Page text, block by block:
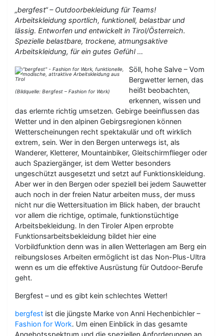
„bergfest“ – Outdoorbekleidung für Teams!
Arbeitskleidung sportlich, funktionell, belastbar und
lässig. Entworfen und entwickelt in Tirol/Österreich.
Spezielle belastbare, trockene, atmungsaktive
Arbeitskleidung, für ein gutes Gefühl …
(Bildquelle: Bergfest – Fashion for Work)
Söll, hohe Salve – Vom
Bergwetter lernen, das
heißt beobachten,
erkennen, wissen und
das erlernte richtig umsetzen. Gebirge beeinflussen das
Wetter und in den alpinen Gebirgsregionen können
Wetterscheinungen recht spektakulär und oft wirklich
extrem, sein. Wer in den Bergen unterwegs ist, als
Wanderer, Kletterer, Mountainbiker, Gleitschirmflieger oder
auch Spaziergänger, ist dem Wetter besonders
ungeschützt ausgesetzt und setzt auf Funktionskleidung.
Aber wer in den Bergen oder speziell bei jedem Sauwetter
auch noch in der freien Natur arbeiten muss, der muss
nicht nur die Wettersituation im Blick haben, der braucht
vor allem die richtige, optimale, funktionstüchtige
Arbeitsbekleidung. In den Tiroler Alpen erprobte
Funktionsarbeitsbekleidung bildet hier eine
Vorbildfunktion denn was in allen Wetterlagen am Berg ein
reibungsloses Arbeiten ermöglicht ist das Non-Plus-Ultra
wenn es um die effektive Ausrüstung für Outdoor-Berufe
geht.
Bergfest – und es gibt kein schlechtes Wetter!
bergfest ist die jüngste Marke von Anni Hechenbichler –
Fashion for Work. Um einen Einblick in das gesamte